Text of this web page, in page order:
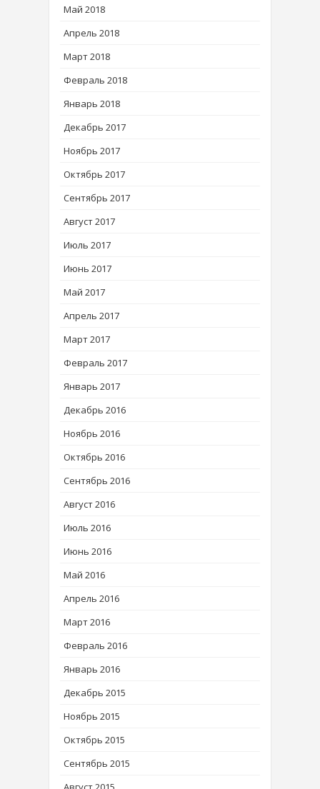
Май 2018
Апрель 2018
Март 2018
Февраль 2018
Январь 2018
Декабрь 2017
Ноябрь 2017
Октябрь 2017
Сентябрь 2017
Август 2017
Июль 2017
Июнь 2017
Май 2017
Апрель 2017
Март 2017
Февраль 2017
Январь 2017
Декабрь 2016
Ноябрь 2016
Октябрь 2016
Сентябрь 2016
Август 2016
Июль 2016
Июнь 2016
Май 2016
Апрель 2016
Март 2016
Февраль 2016
Январь 2016
Декабрь 2015
Ноябрь 2015
Октябрь 2015
Сентябрь 2015